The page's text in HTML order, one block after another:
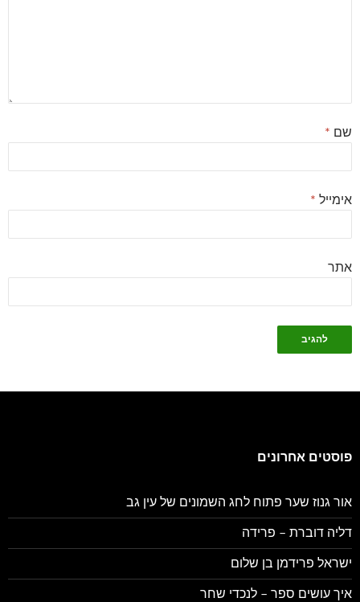
שם *
אימייל *
אתר
פוסטים אחרונים
אור גנוז שער פתוח לחג השמונים של עין גב
דליה דוברת – פרידה
ישראל פרידמן בן שלום
איך עושים ספר – לנכדי שחר